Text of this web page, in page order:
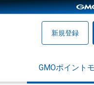
新規登録
GMOポイント